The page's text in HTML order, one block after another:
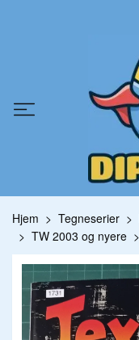
Hjem Tegneserier
TW 2003 og nyere